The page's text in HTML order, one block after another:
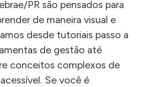
PR são pensados para
de maneira visual e
desde tutoriais passo a
de gestão até
conceitos complexos de
Se você é